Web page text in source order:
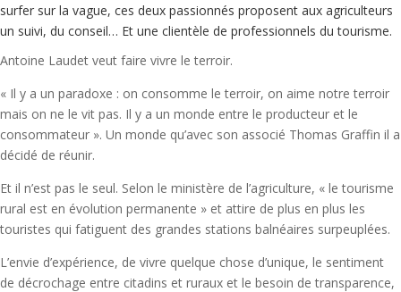
surfer sur la vague, ces deux passionnés proposent aux agriculteurs
un suivi, du conseil… Et une clientèle de professionnels du tourisme.
Antoine Laudet veut faire vivre le terroir.
« Il y a un paradoxe : on consomme le terroir, on aime notre terroir
mais on ne le vit pas. Il y a un monde entre le producteur et le
consommateur ». Un monde qu’avec son associé Thomas Graffin il a
décidé de réunir.
Et il n’est pas le seul. Selon le ministère de l’agriculture, « le tourisme
rural est en évolution permanente » et attire de plus en plus les
touristes qui fatiguent des grandes stations balnéaires surpeuplées.
L’envie d’expérience, de vivre quelque chose d’unique, le sentiment
de décrochage entre citadins et ruraux et le besoin de transparence,